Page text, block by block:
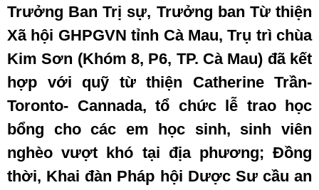
Trưởng Ban Trị sự, Trưởng ban Từ thiện
Xã hội GHPGVN tỉnh Cà Mau, Trụ trì chùa
Kim Sơn (Khóm 8, P6, TP. Cà Mau) đã kết
hợp với quỹ từ thiện Catherine Trần-
Toronto- Cannada, tổ chức lễ trao học
bổng cho các em học sinh, sinh viên
nghèo vượt khó tại địa phương; Đồng
thời, Khai đàn Pháp hội Dược Sư cầu an